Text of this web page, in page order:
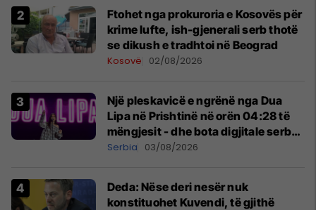
Ftohet nga prokuroria e Kosovës për
krime lufte, ish-gjenerali serb thotë
se dikush e tradhtoi në Beograd
Kosovë 02/08/2026
Një pleskavicë e ngrënë nga Dua
Lipa në Prishtinë në orën 04:28 të
mëngjesit - dhe bota digjitale serbe
shpall gjendjen e luftës
Serbia 03/08/2026
Deda: Nëse deri nesër nuk
konstituohet Kuvendi, të gjithë